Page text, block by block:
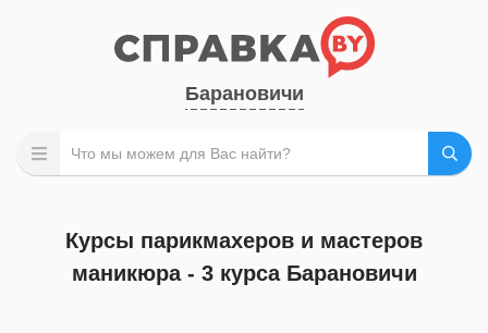
Барановичи
Курсы парикмахеров и мастеров
маникюра - 3 курса Барановичи